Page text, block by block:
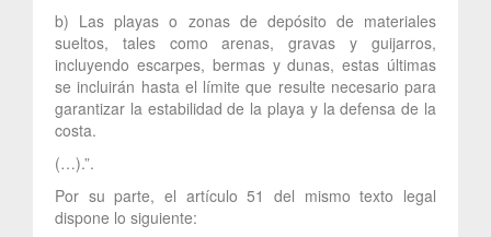
b) Las playas o zonas de depósito de materiales
sueltos, tales como arenas, gravas y guijarros,
incluyendo escarpes, bermas y dunas, estas últimas
se incluirán hasta el límite que resulte necesario para
garantizar la estabilidad de la playa y la defensa de la
costa.
(…).”.
Por su parte, el artículo 51 del mismo texto legal
dispone lo siguiente: